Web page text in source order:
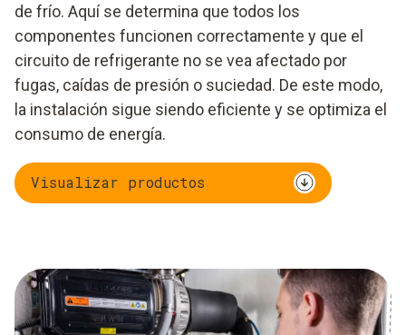
de frío. Aquí se determina que todos los
componentes funcionen correctamente y que el
circuito de refrigerante no se vea afectado por
fugas, caídas de presión o suciedad. De este modo,
la instalación sigue siendo eficiente y se optimiza el
consumo de energía.
Visualizar productos